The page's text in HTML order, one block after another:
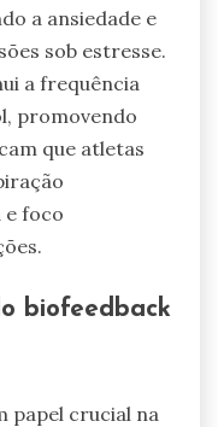
a ansiedade e
sob estresse.
a frequência
promovendo
que atletas
foco
biofeedback
papel crucial na